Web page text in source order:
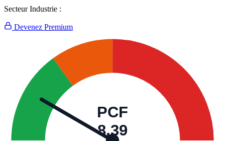
Secteur Industrie :
Devenez Premium
PCF
8,39